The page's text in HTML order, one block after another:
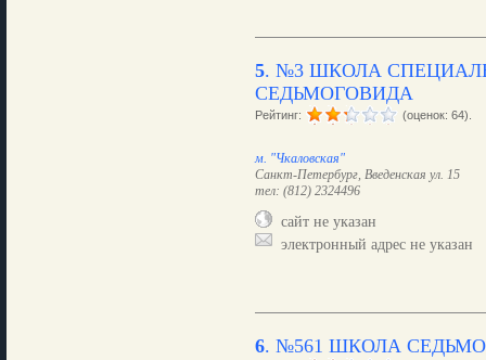
5. №3 ШКОЛА
СЕДЬМОГОВИДА
Рейтинг: (оценок: 64).
м. "Чкаловская"
Санкт-Петербург, Введенская ул. 15
тел: (812) 2324496
сайт не указан
электронный адрес не указан
6. №561 ШКОЛА